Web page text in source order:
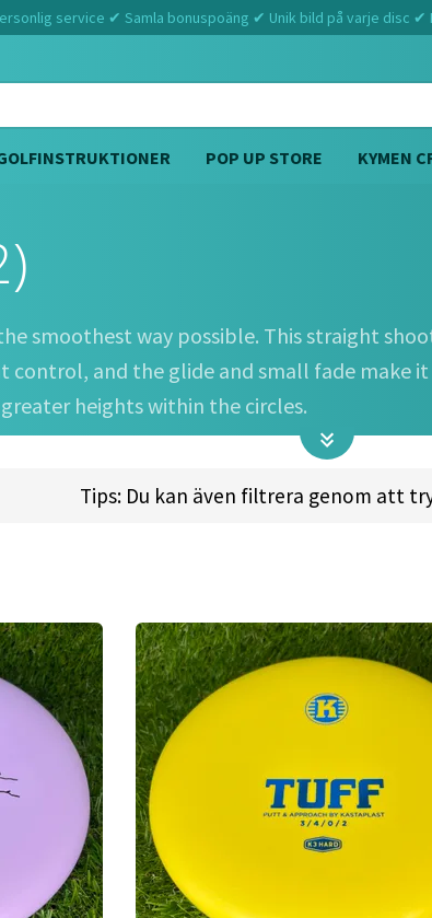
service ✔ Samla bonuspoäng ✔ Unik bild på varje disc
POP UP STORE KYMEN
smoothest way possible. This straight
and the glide and small fade make
heights within the circles.
Max Weight: 176.0gr lDiameter:21.2cm l
Tips: Du kan även filtrera genom att